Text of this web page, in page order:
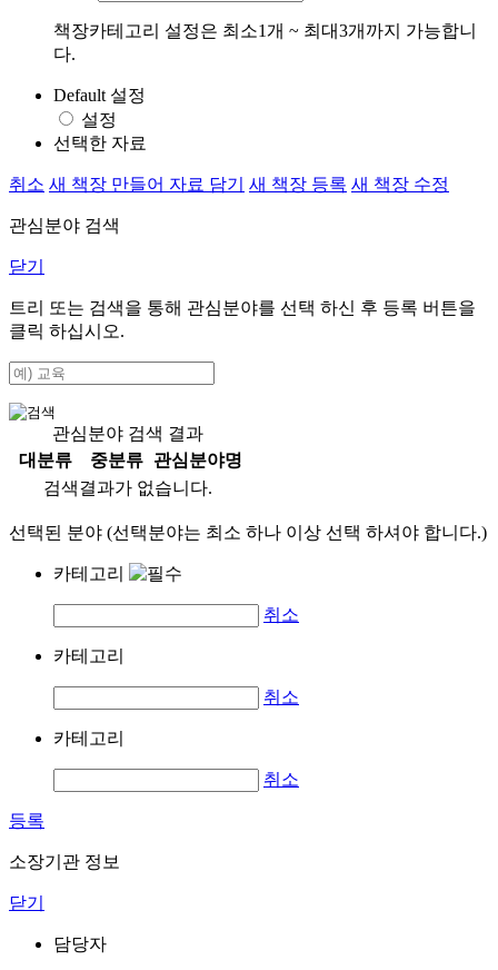
책장카테고리 설정은 최소1개 ~ 최대3개까지 가능합니
다.
Default 설정
설정
선택한 자료
취소 새 책장 만들어 자료 담기 새 책장 등록 새 책장 수정
관심분야 검색
닫기
트리 또는 검색을 통해 관심분야를 선택 하신 후 등록 버튼을
클릭 하십시오.
관심분야 검색 결과
대분류
중분류
관심분야명
검색결과가 없습니다.
선택된 분야 (선택분야는 최소 하나 이상 선택 하셔야 합니다.)
카테고리
취소
카테고리
취소
카테고리
취소
등록
소장기관 정보
닫기
담당자